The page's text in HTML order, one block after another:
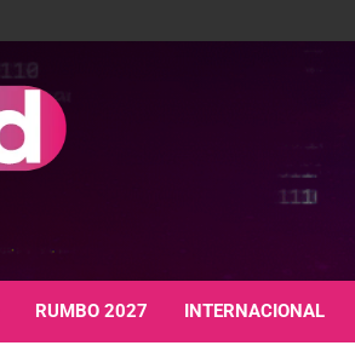
RUMBO 2027 INTERNACIONAL